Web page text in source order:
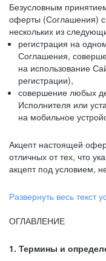
Безусловным
оферты (Соглашения)
нескольких из
регистрация на
Соглашения,
на использование
регистрации),
совершение любых
Исполнителя или
на мобильное
Акцепт настоящей
отличных от тех, что
акцепт под условием,
Развернуть весь текст
ОГЛАВЛЕНИЕ
1. Термины и